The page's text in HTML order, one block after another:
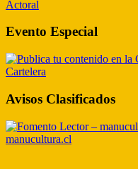
Actoral
Evento Especial
Cartelera
Avisos Clasificados
manucultura.cl